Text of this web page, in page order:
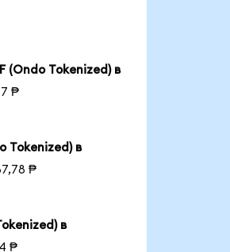
(Ondo Tokenized) в
₱
Tokenized) в
₱
в
₱